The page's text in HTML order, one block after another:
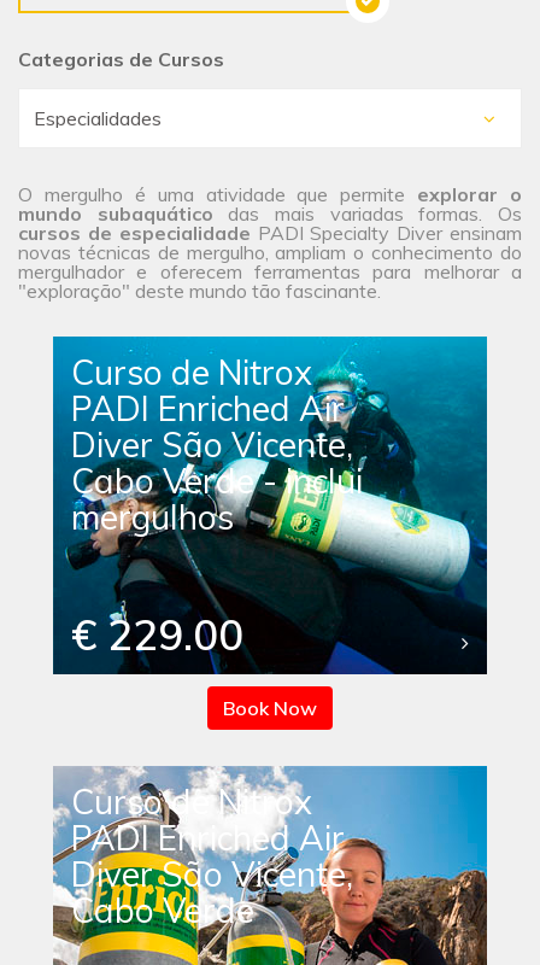
Categorias de Cursos
O mergulho é uma atividade que permite explorar o
mundo subaquático das mais variadas formas. Os
cursos de especialidade PADI Specialty Diver ensinam
novas técnicas de mergulho, ampliam o conhecimento do
mergulhador e oferecem ferramentas para melhorar a
"exploração" deste mundo tão fascinante.
Curso de Nitrox
PADI Enriched Air
Diver São Vicente,
Cabo Verde - inclui
mergulhos
€ 229.00
Book Now
Curso de Nitrox
PADI Enriched Air
Diver São Vicente,
Cabo Verde